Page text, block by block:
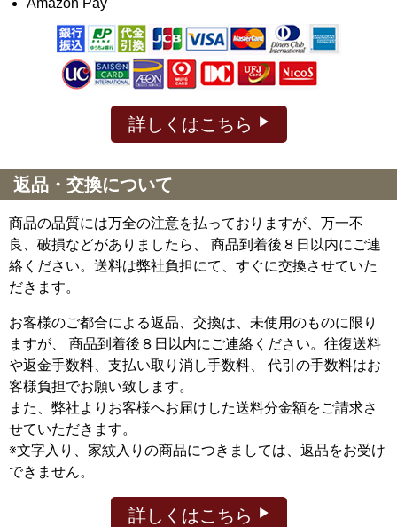
Amazon Pay
詳しくはこちら
返品・交換について
商品の品質には万全の注意を払っておりますが、万一不
良、破損などがありましたら、 商品到着後８日以内にご連
絡ください。送料は弊社負担にて、すぐに交換させていた
だきます。
お客様のご都合による返品、交換は、未使用のものに限り
ますが、
商品到着後８日以内にご連絡ください。往復送料
や返金手数料、支払い取り消し手数料、 代引の手数料はお
客様負担でお願い致します。
また、弊社よりお客様へお届けした送料分金額をご請求さ
せていただきます。
※文字入り、家紋入りの商品につきましては、返品をお受け
できません。
詳しくはこちら